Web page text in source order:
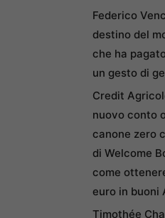
Federico
destino del
che ha
un gesto di
Credit
nuovo conto
canone zero
di Welcome
come
euro in buoni
Timothée